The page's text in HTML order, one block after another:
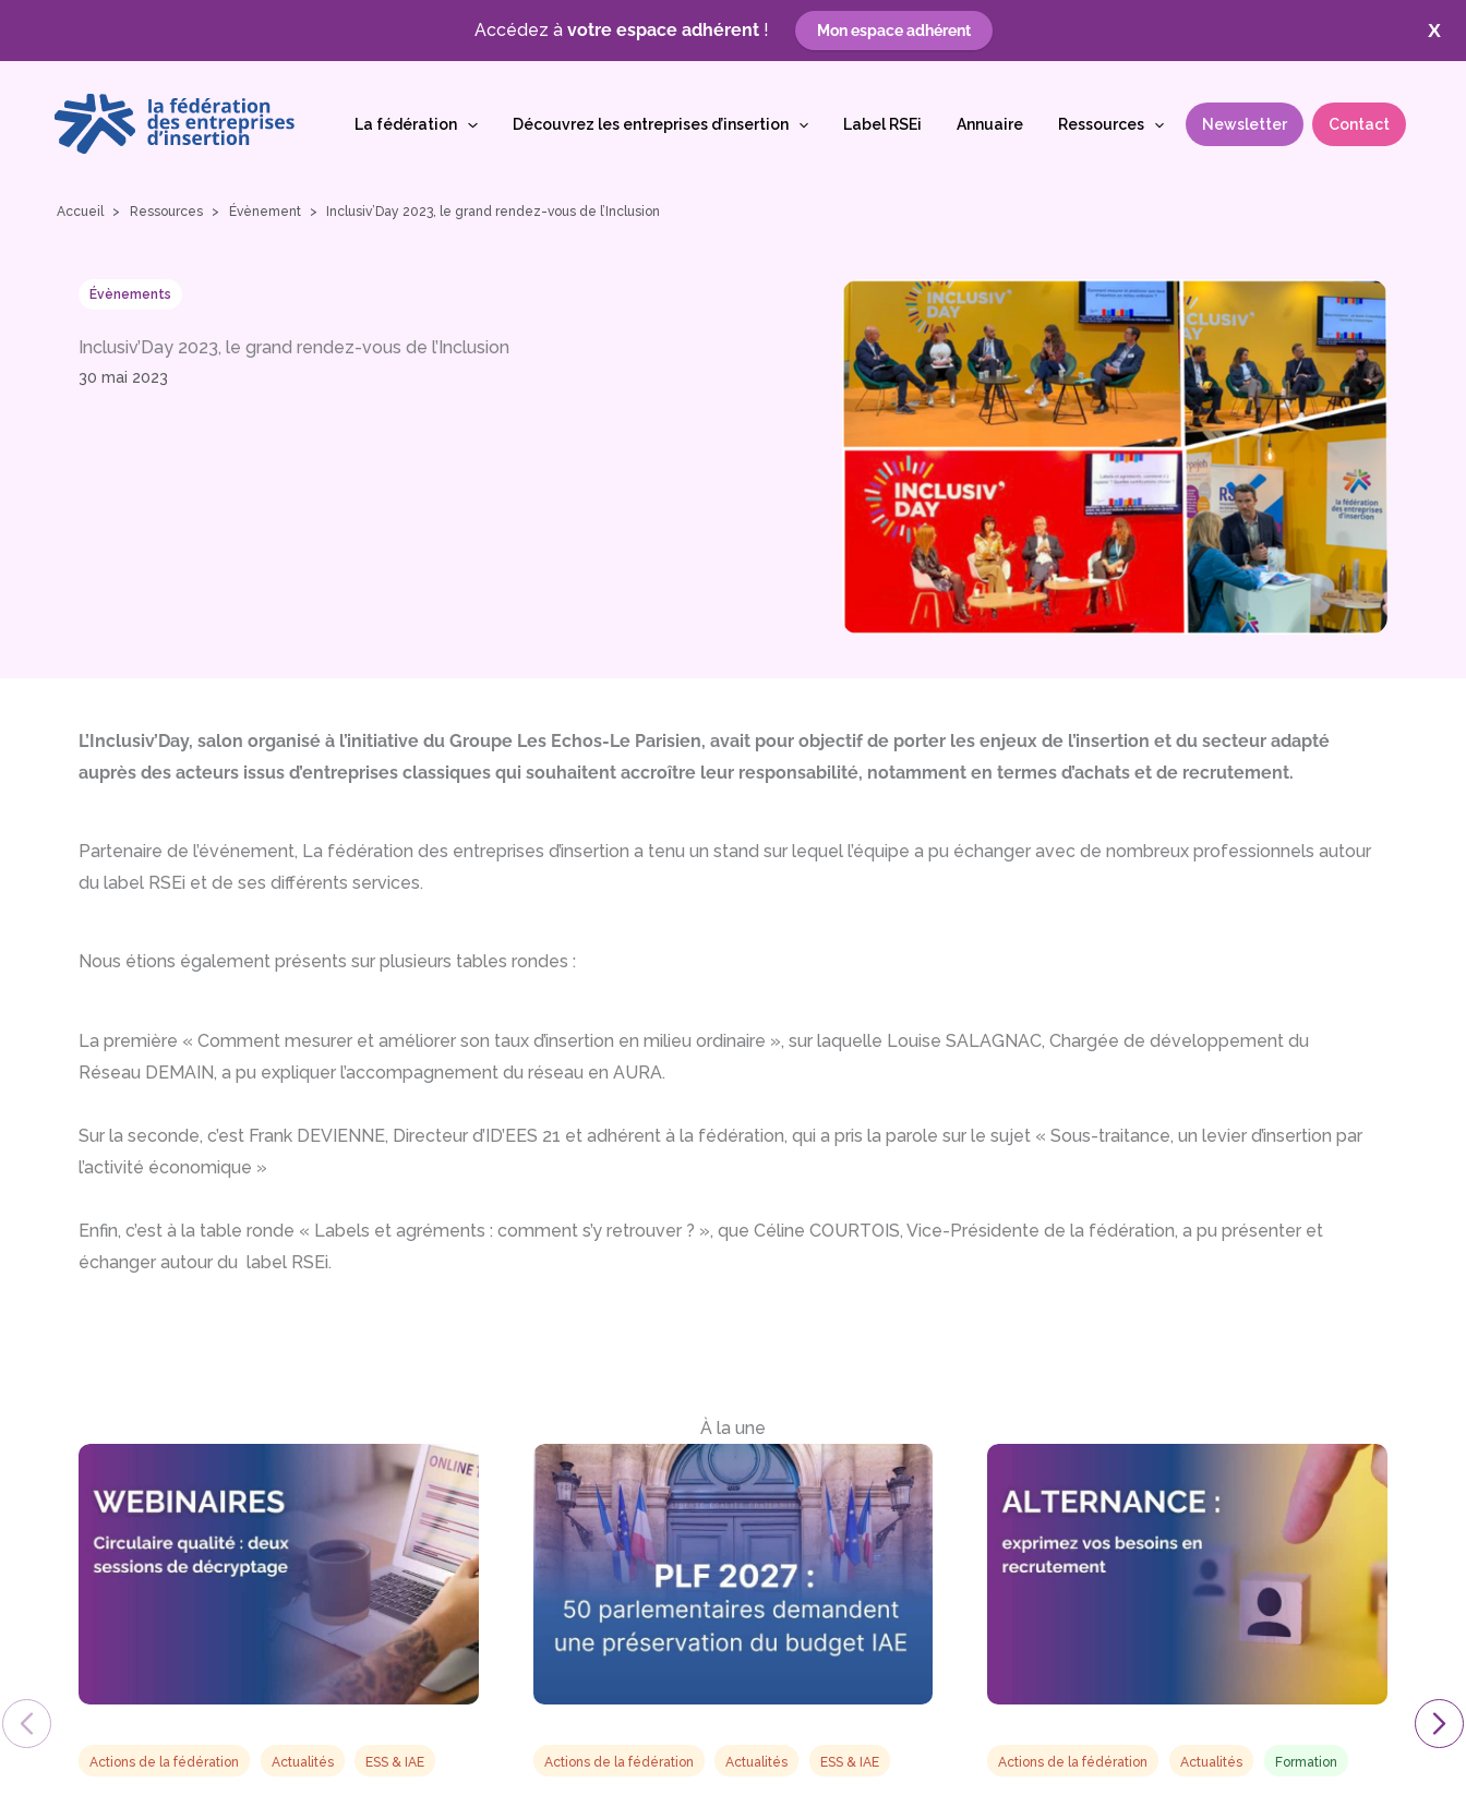
X
Accédez à votre espace adhérent! Mon espace adhérent
contenu
La fédération Découvrez les entreprises d’insertion Label RSEi Annuaire Ressources Newsletter Contact
Accueil Ressources Évènement Inclusiv’Day 2023, le grand rendez-vous de l’Inclusion
Évènements
Inclusiv’Day 2023, le grand rendez-vous de l’Inclusion
30 mai 2023
L’Inclusiv’Day, salon organisé à l’initiative du Groupe Les Echos-Le Parisien, avait pour objectif de porter les enjeux de l’insertion et du secteur adapté
auprès des acteurs issus d’entreprises classiques qui souhaitent accroître leur responsabilité, notamment en termes d’achats et de recrutement.
Partenaire de l’événement, La fédération des entreprises d’insertion a tenu un stand sur lequel l’équipe a pu échanger avec de nombreux professionnels autour
du label RSEi et de ses différents services.
Nous étions également présents sur plusieurs tables rondes :
La première « Comment mesurer et améliorer son taux d’insertion en milieu ordinaire », sur laquelle Louise SALAGNAC, Chargée de développement du
Réseau DEMAIN, a pu expliquer l’accompagnement du réseau en AURA.
Sur la seconde, c’est Frank DEVIENNE, Directeur d’ID’EES 21 et adhérent à la fédération, qui a pris la parole sur le sujet « Sous-traitance, un levier d’insertion par
l’activité économique »
Enfin, c’est à la table ronde « Labels et agréments : comment s’y retrouver ? », que Céline COURTOIS, Vice-Présidente de la fédération, a pu présenter et
échanger autour du label RSEi.
À la une
Actions de la fédération Actualités ESS & IAE Actions de la fédération Actualités ESS & IAE Actions de la fédération Actualités Formation